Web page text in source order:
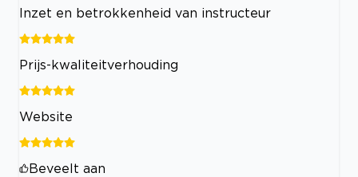
Inzet en betrokkenheid van instructeur
Prijs-kwaliteitverhouding
Website
Beveelt aan